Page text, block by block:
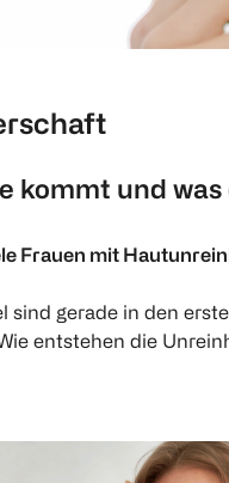
kommt und
Frauen mit
sind gerade in den
entstehen die